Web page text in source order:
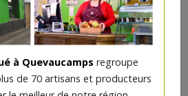
à Quevaucamps regroupe
de 70 artisans et producteurs